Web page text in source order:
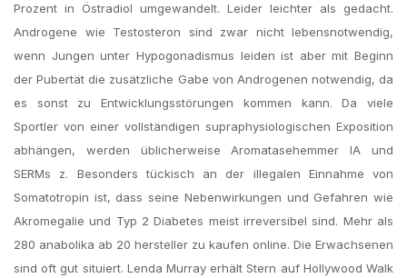
Prozent in Östradiol umgewandelt. Leider leichter als gedacht.
Androgene wie Testosteron sind zwar nicht lebensnotwendig,
wenn Jungen unter Hypogonadismus leiden ist aber mit Beginn
der Pubertät die zusätzliche Gabe von Androgenen notwendig, da
es sonst zu Entwicklungsstörungen kommen kann. Da viele
Sportler von einer vollständigen supraphysiologischen Exposition
abhängen, werden üblicherweise Aromatasehemmer IA und
SERMs z. Besonders tückisch an der illegalen Einnahme von
Somatotropin ist, dass seine Nebenwirkungen und Gefahren wie
Akromegalie und Typ 2 Diabetes meist irreversibel sind. Mehr als
280 anabolika ab 20 hersteller zu kaufen online. Die Erwachsenen
sind oft gut situiert. Lenda Murray erhält Stern auf Hollywood Walk